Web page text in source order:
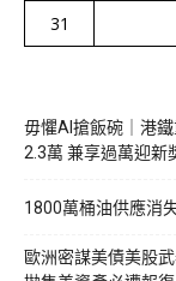
31
毋懼AI搶飯碗｜港
2.3萬 兼享過萬迎新
1800萬桶油供應消
歐洲密謀美債美股